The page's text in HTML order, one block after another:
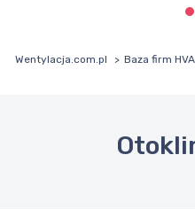
Wentylacja.com.pl Baza firm